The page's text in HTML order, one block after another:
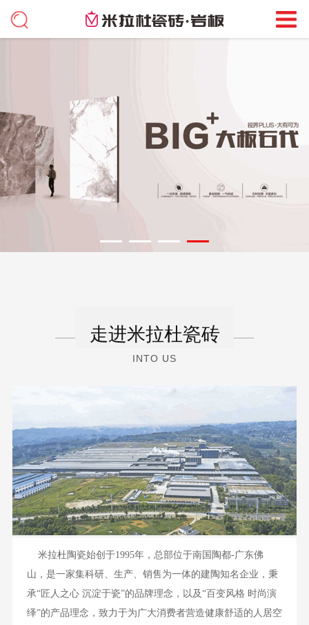
走进米拉杜瓷砖
INTO US
米拉杜陶瓷始创于1995年，总部位于南国陶都-广东佛
山，是一家集科研、生产、销售为一体的建陶知名企业，秉
承“匠人之心 沉淀于瓷”的品牌理念，以及“百变风格 时尚演
绎”的产品理念，致力于为广大消费者营造健康舒适的人居空
超平釉大理石 更多>
8135瓷质大理石 更多>